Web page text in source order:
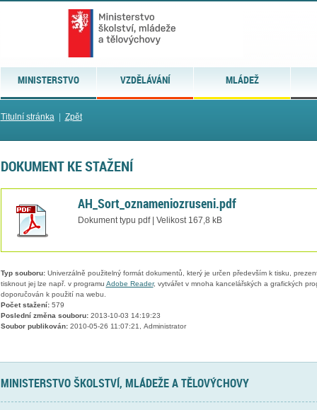
MINISTERSTVO VZDĚLÁVÁNÍ MLÁDEŽ
Titulní stránka| Zpět
DOKUMENT KE STAŽENÍ
AH_Sort_oznameniozruseni.pdf
Dokument typu pdf | Velikost 167,8 kB
Typ souboru:Univerzálně použitelný formát dokumentů, který je určen především k tisku,
tisknout jej lze např. v programu Adobe Reader, vytvářet v mnoha kancelářských a grafických
doporučován k použití na webu.
Počet stažení:579
Poslední změna souboru:2013-10-03 14:19:23
Soubor publikován:2010-05-26 11:07:21, Administrator
MINISTERSTVO ŠKOLSTVÍ, MLÁDEŽE A TĚLOVÝCHOVY